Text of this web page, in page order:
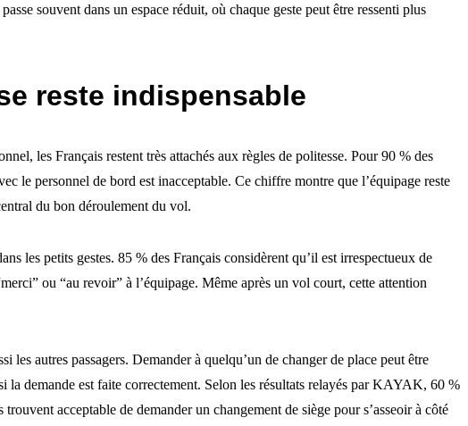
souvent dans un espace réduit, où chaque geste peut être ressenti plus
reste indispensable
les Français restent très attachés aux règles de politesse. Pour 90 % des
le personnel de bord est inacceptable. Ce chiffre montre que l’équipage reste
du bon déroulement du vol.
les petits gestes. 85 % des Français considèrent qu’il est irrespectueux de
ou “au revoir” à l’équipage. Même après un vol court, cette attention
les autres passagers. Demander à quelqu’un de changer de place peut être
la demande est faite correctement. Selon les résultats relayés par KAYAK, 60 %
trouvent acceptable de demander un changement de siège pour s’asseoir à côté